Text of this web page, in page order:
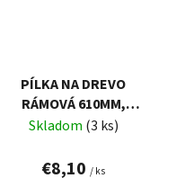
PÍLKA NA DREVO
RÁMOVÁ 610MM,
PLÁTOK NA SUCHÉ
Skladom (3 ks)
€8,10 / ks